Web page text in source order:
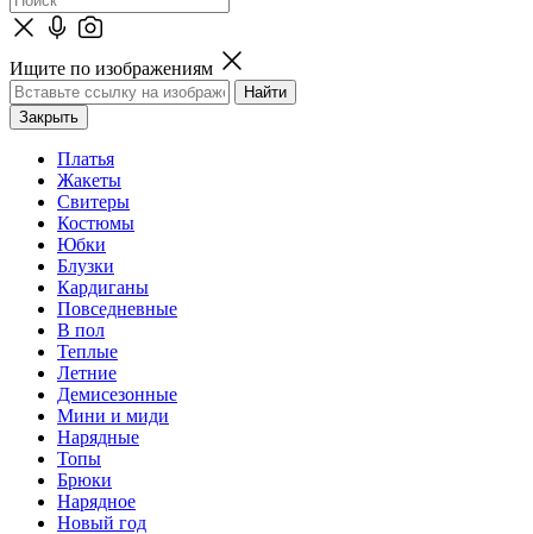
Ищите по изображениям
Закрыть
Платья
Жакеты
Свитеры
Костюмы
Юбки
Блузки
Кардиганы
Повседневные
В пол
Теплые
Летние
Демисезонные
Мини и миди
Нарядные
Топы
Брюки
Нарядное
Новый год